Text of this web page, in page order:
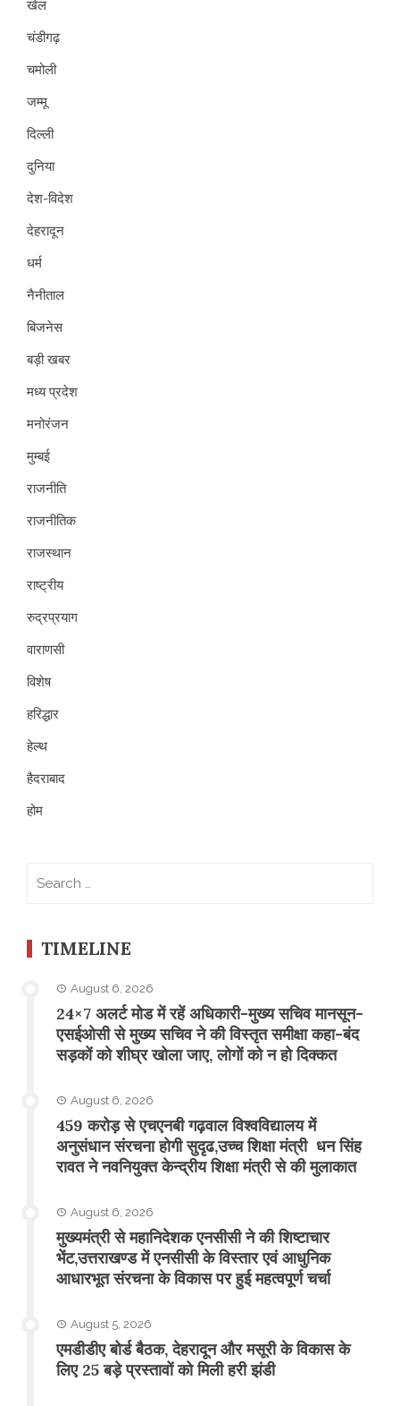
खेल
चंडीगढ़
चमोली
जम्मू
दिल्ली
दुनिया
देश-विदेश
देहरादून
धर्म
नैनीताल
बिजनेस
बड़ी खबर
मध्य प्रदेश
मनोरंजन
मुम्बई
राजनीति
राजनीतिक
राजस्थान
राष्ट्रीय
रुद्रप्रयाग
वाराणसी
विशेष
हरिद्धार
हेल्थ
हैदराबाद
होम
TIMELINE
August 6, 2026
24×7 अलर्ट मोड में रहें अधिकारी-मुख्य सचिव मानसून-
एसईओसी से मुख्य सचिव ने की विस्तृत समीक्षा कहा-बंद
सड़कों को शीघ्र खोला जाए, लोगों को न हो दिक्कत
August 6, 2026
459 करोड़ से एचएनबी गढ़वाल विश्वविद्यालय में
अनुसंधान संरचना होगी सुदृढ,उच्च शिक्षा मंत्री धन सिंह
रावत ने नवनियुक्त केन्द्रीय शिक्षा मंत्री से की मुलाकात
August 6, 2026
मुख्यमंत्री से महानिदेशक एनसीसी ने की शिष्टाचार
भेंट,उत्तराखण्ड में एनसीसी के विस्तार एवं आधुनिक
आधारभूत संरचना के विकास पर हुई महत्वपूर्ण चर्चा
August 5, 2026
एमडीडीए बोर्ड बैठक, देहरादून और मसूरी के विकास के
लिए 25 बड़े प्रस्तावों को मिली हरी झंडी